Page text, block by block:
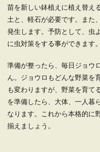
一人
から
一人暮
一人
人の
苗を新しい鉢植えに植え替え
土と、軽石が必要です。また
発生します。予防として、虫
に虫対策をする事ができます。
準備が整ったら、毎日ジョウ
ん。ジョウロもどんな野菜を
も変わりますが、野菜を育て
を準備したら、大体、一人暮
なります。これから本格的に
揃えましょう。